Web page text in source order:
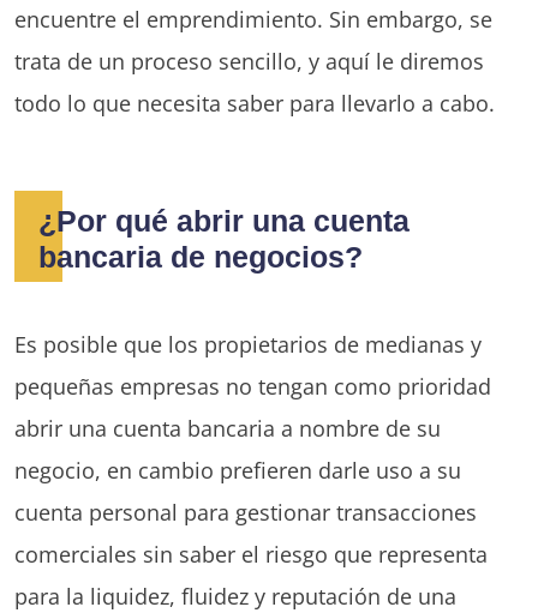
encuentre el emprendimiento. Sin embargo, se
trata de un proceso sencillo, y aquí le diremos
todo lo que necesita saber para llevarlo a cabo.
¿Por qué abrir una cuenta
bancaria de negocios?
Es posible que los propietarios de medianas y
pequeñas empresas no tengan como prioridad
abrir una cuenta bancaria a nombre de su
negocio, en cambio prefieren darle uso a su
cuenta personal para gestionar transacciones
comerciales sin saber el riesgo que representa
para la liquidez, fluidez y reputación de una